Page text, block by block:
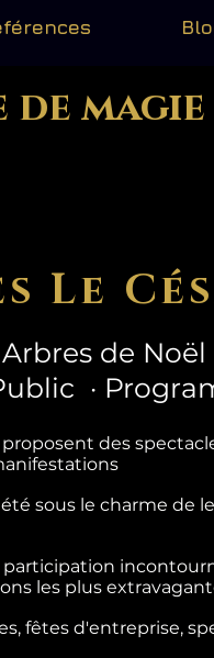
de
Le
de
·
des
sous le charme de
les plus
fêtes d'entreprise,